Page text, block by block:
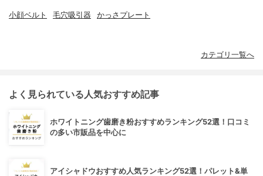
小顔ベルト 毛穴吸引器 かっさプレート
カテゴリ一覧へ
よく見られている人気おすすめ記事
ホワイトニング歯磨き粉おすすめランキング52選！口コミ
の多い市販品を中心に
アイシャドウおすすめ人気ランキング52選！パレット&単